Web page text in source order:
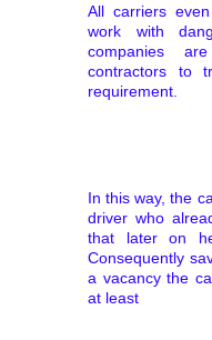
All carriers
work with
companies
contractors to
requirement.
In this way, the
driver who
that later on
Consequently
a vacancy the
at least